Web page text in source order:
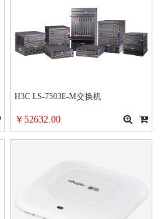
H3C LS-7503E-M交换机
￥52632.00